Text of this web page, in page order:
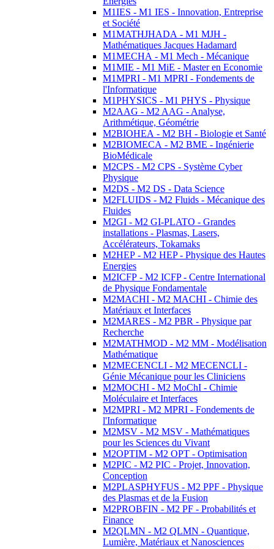
M1IES - M1 IES - Innovation, Entreprise
et Société
M1MATHJHADA - M1 MJH -
Mathématiques Jacques Hadamard
M1MECHA - M1 Mech - Mécanique
M1MIE - M1 MiE - Master en Economie
M1MPRI - M1 MPRI - Fondements de
l'Informatique
M1PHYSICS - M1 PHYS - Physique
M2AAG - M2 AAG - Analyse,
Arithmétique, Géométrie
M2BIOHEA - M2 BH - Biologie et Santé
M2BIOMECA - M2 BME - Ingénierie
BioMédicale
M2CPS - M2 CPS - Système Cyber
Physique
M2DS - M2 DS - Data Science
M2FLUIDS - M2 Fluids - Mécanique des
Fluides
M2GI - M2 GI-PLATO - Grandes
installations - Plasmas, Lasers,
Accélérateurs, Tokamaks
M2HEP - M2 HEP - Physique des Hautes
Energies
M2ICFP - M2 ICFP - Centre International
de Physique Fondamentale
M2MACHI - M2 MACHI - Chimie des
Matériaux et Interfaces
M2MARES - M2 PBR - Physique par
Recherche
M2MATHMOD - M2 MM - Modélisation
Mathématique
M2MECENCLI - M2 MECENCLI -
Génie Mécanique pour les Cliniciens
M2MOCHI - M2 MoChI - Chimie
Moléculaire et Interfaces
M2MPRI - M2 MPRI - Fondements de
l'Informatique
M2MSV - M2 MSV - Mathématiques
pour les Sciences du Vivant
M2OPTIM - M2 OPT - Optimisation
M2PIC - M2 PIC - Projet, Innovation,
Conception
M2PLASPHYFUS - M2 PPF - Physique
des Plasmas et de la Fusion
M2PROBFIN - M2 PF - Probabilités et
Finance
M2QLMN - M2 QLMN - Quantique,
Lumière, Matériaux et Nanosciences